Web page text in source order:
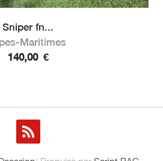
Sniper fn...
Maritimes
140,00 €